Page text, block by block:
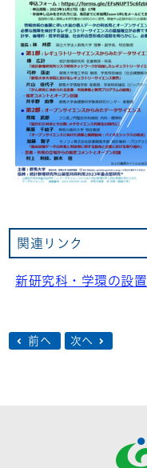
関連リンク
新研究科・学環の設置
前へ 次へ